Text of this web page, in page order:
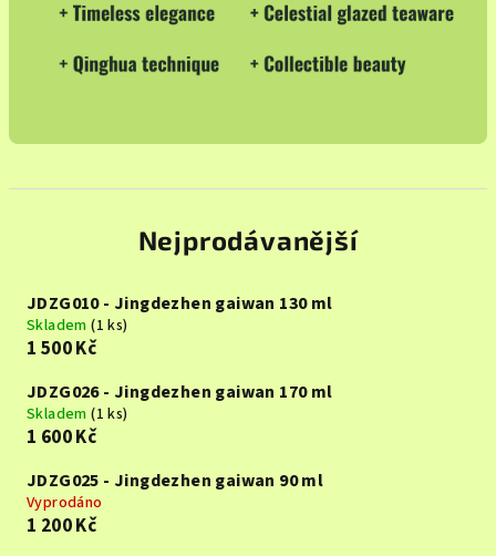
Nejprodávanější
JDZG010 - Jingdezhen gaiwan 130 ml
Skladem(1 ks)
1 500 Kč
JDZG026 - Jingdezhen gaiwan 170 ml
Skladem(1 ks)
1 600 Kč
JDZG025 - Jingdezhen gaiwan 90 ml
Vyprodáno
1 200 Kč